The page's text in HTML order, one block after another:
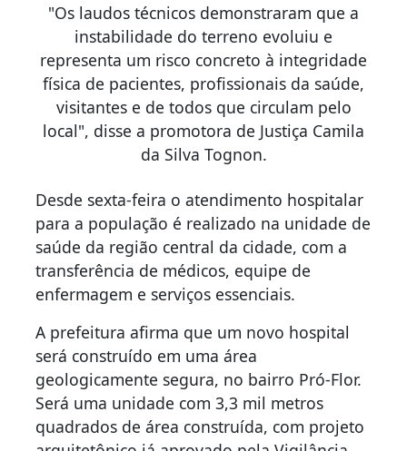
"Os laudos técnicos demonstraram que a
instabilidade do terreno evoluiu e
representa um risco concreto à integridade
física de pacientes, profissionais da saúde,
visitantes e de todos que circulam pelo
local", disse a promotora de Justiça Camila
da Silva Tognon.
Desde sexta-feira o atendimento hospitalar
para a população é realizado na unidade de
saúde da região central da cidade, com a
transferência de médicos, equipe de
enfermagem e serviços essenciais.
A prefeitura afirma que um novo hospital
será construído em uma área
geologicamente segura, no bairro Pró-Flor.
Será uma unidade com 3,3 mil metros
quadrados de área construída, com projeto